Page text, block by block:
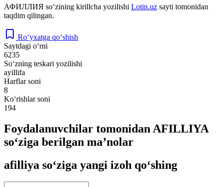
АФИЛЛИЯ so‘zining kirillcha yozilishi Lotin.uz sayti tomonidan
taqdim qilingan.
Ro‘yxatga qo‘shish
Saytdagi o‘rni
6235
So‘zning teskari yozilishi
ayillifa
Harflar soni
8
Ko‘rishlar soni
194
Foydalanuvchilar tomonidan AFILLIYA
so‘ziga berilgan ma’nolar
afilliya so‘ziga yangi izoh qo‘shing